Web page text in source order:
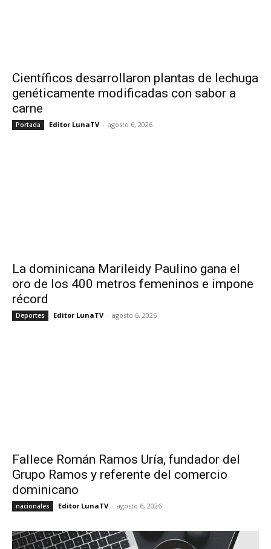
Científicos desarrollaron plantas de lechuga
genéticamente modificadas con sabor a
carne
Portada Editor LunaTV - agosto 6, 2026
La dominicana Marileidy Paulino gana el
oro de los 400 metros femeninos e impone
récord
Deportes Editor LunaTV - agosto 6, 2026
Fallece Román Ramos Uría, fundador del
Grupo Ramos y referente del comercio
dominicano
nacionales Editor LunaTV - agosto 6, 2026